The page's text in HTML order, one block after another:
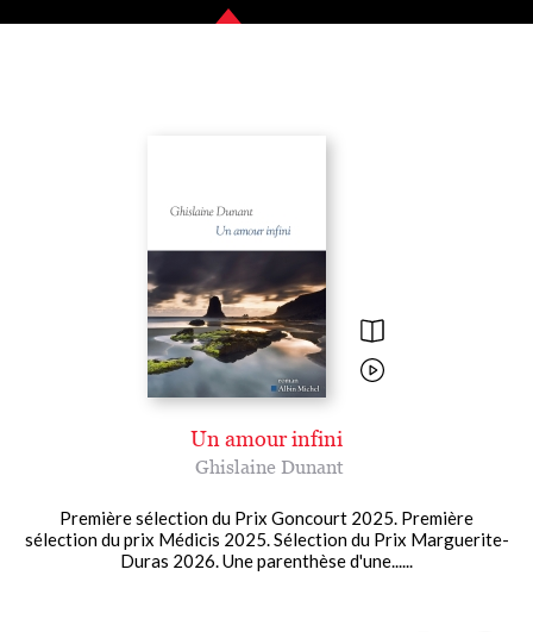
Un amour infini
Ghislaine Dunant
Première sélection du Prix Goncourt 2025. Première
sélection du prix Médicis 2025. Sélection du Prix Marguerite-
Duras 2026. Une parenthèse d'une......